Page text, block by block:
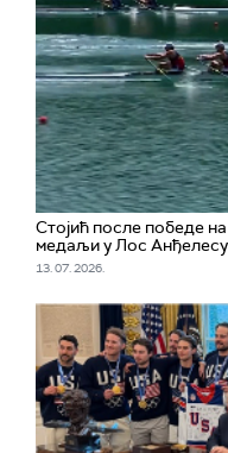
Стојић после победе
медаљи у Лос
13. 07. 2026.